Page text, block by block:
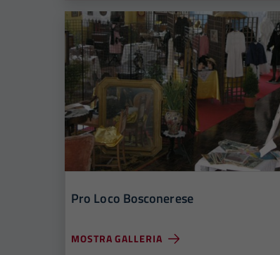
Pro Loco Bosconerese
MOSTRA GALLERIA